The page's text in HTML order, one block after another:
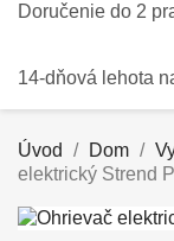
Doručenie do 2
14-dňová lehota
Úvod Dom
elektrický Strend